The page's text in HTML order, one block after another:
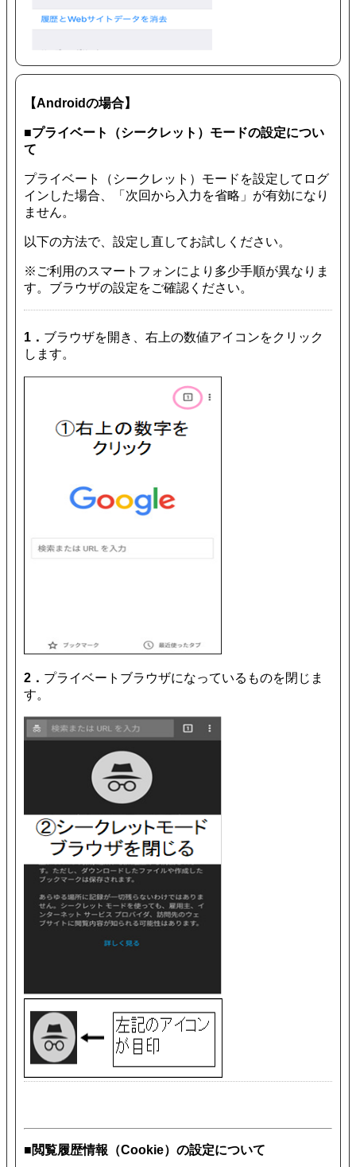
【Androidの場合】
■プライベート（シークレット）モードの設定につい
て
プライベート（シークレット）モードを設定してログ
インした場合、「次回から入力を省略」が有効になり
ません。
以下の方法で、設定し直してお試しください。
※ご利用のスマートフォンにより多少手順が異なりま
す。ブラウザの設定をご確認ください。
1． ブラウザを開き、右上の数値アイコンをクリック
します。
2． プライベートブラウザになっているものを閉じま
す。
■閲覧履歴情報（Cookie）の設定について